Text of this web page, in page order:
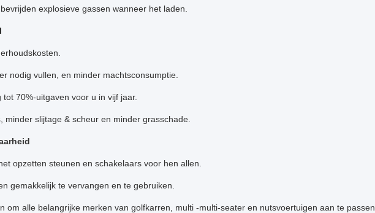
explosieve gassen wanneer het laden.
nodig vullen, en minder machtsconsumptie.
tot 70%-uitgaven voor u in vijf jaar.
minder slijtage & scheur en minder grasschade.
opzetten steunen en schakelaars voor hen allen.
gemakkelijk te vervangen en te gebruiken.
om alle belangrijke merken van golfkarren, multi -multi-seater en nutsvoertuigen aan te passen.